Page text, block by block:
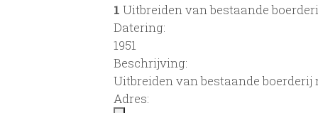
1 Uitbreiden van bestaande
Datering:
1951
Beschrijving:
Uitbreiden van bestaande
Adres: